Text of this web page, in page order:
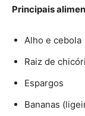
Principais
Alho e cebola
Raiz de
Espargos
Bananas